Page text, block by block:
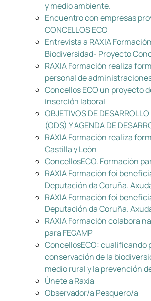
y medio ambiente.
Encuentro con empresas
CONCELLOS ECO
Entrevista a RAXIA
Biodiversidad- Proyecto
RAXIA Formación realiza
personal de
Concellos ECO un proyecto
inserción laboral
OBJETIVOS DE
(ODS) Y AGENDA DE
RAXIA Formación realiza
Castilla y León
ConcellosECO. Formación
RAXIA Formación foi
Deputación da Coruña.
RAXIA Formación foi
Deputación da Coruña.
RAXIA Formación colabora
para FEGAMP
ConcellosECO: cualificando
conservación de la
medio rural y la prevención
Únete a Raxia
Observador/a Pesquero/a